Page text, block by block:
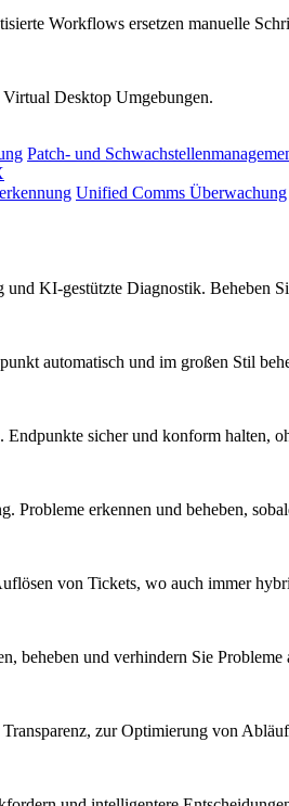
Workflows ersetzen manuelle
Desktop Umgebungen.
Patch- und
Unified Comms Überwachung
KI-gestützte Diagnostik. Beheben
automatisch und im großen Stil
sicher und konform halten,
Probleme erkennen und beheben,
von Tickets, wo auch immer
beheben und verhindern Sie Probleme
zur Optimierung von